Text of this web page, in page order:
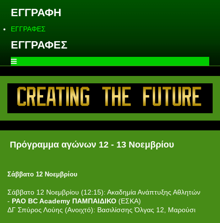
ΕΓΓΡΑΦΗ
ΕΓΓΡΑΦΕΣ
ΕΓΓΡΑΦΕΣ
Πρόγραμμα αγώνων 12 - 13 Νοεμβρίου
Σάββατο 12 Νοεμβρίου
Σάββατο 12 Νοεμβρίου (12:15): Ακαδημία Ανάπτυξης Αθλητών
- PAO BC Academy ΠΑΜΠΑΙΔΙΚΟ (ΕΣΚΑ)
ΔΓ Σπύρος Λούης (Ανοιχτό): Βασιλίσσης Όλγας 12, Μαρούσι